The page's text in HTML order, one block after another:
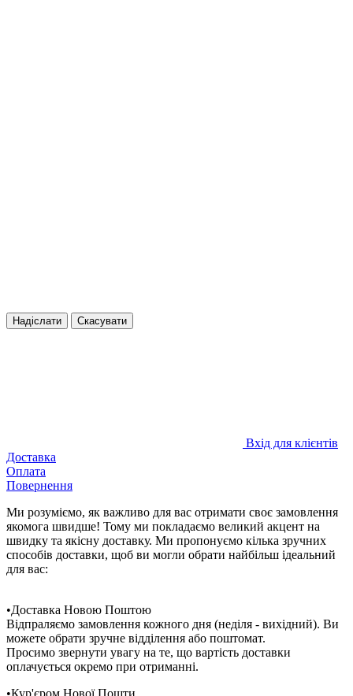
Надіслати Скасувати
Вхід для клієнтів
Доставка
Оплата
Повернення
Ми розуміємо, як важливо для вас отримати своє замовлення
якомога швидше! Тому ми покладаємо великий акцент на
швидку та якісну доставку. Ми пропонуємо кілька зручних
способів доставки, щоб ви могли обрати найбільш ідеальний
для вас:
•Доставка Новою Поштою
Відпраляємо замовлення кожного дня (неділя - вихідний). Ви
можете обрати зручне відділення або поштомат.
Просимо звернути увагу на те, що вартість доставки
оплачується окремо при отриманні.
•Кур'єром Нової Пошти